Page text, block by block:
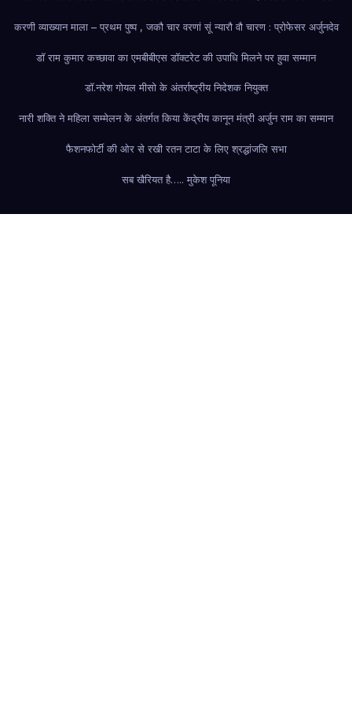
करणी व्याख्यान माला – प्रथम पुष्प , जकौ चार वरणां सूं न्यारौ वौ चारण : प्रोफेसर अर्जुनदेव
डॉ राम कुमार कच्छावा का एमबीबीएस डॉक्टरेट की उपाधि मिलने पर हुवा सम्मान
डॉ.नरेश गोयल मीसो के अंतर्राष्ट्रीय निदेशक नियुक्त
नारी शक्ति ने महिला सम्मेलन के अंतर्गत किया केंद्रीय कानून मंत्री अर्जुन राम का सम्मान
फैशनफोर्टी की ओर से रखी रतन टाटा के लिए श्रद्धांजलि सभा
सब खैरियत है….. मुकेश पूनिया